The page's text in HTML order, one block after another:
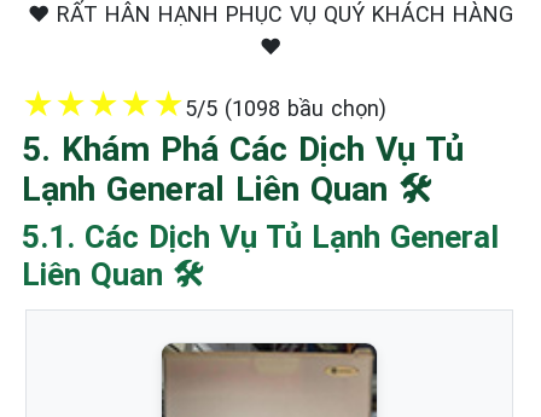
❤️ RẤT HÂN HẠNH PHỤC VỤ QUÝ KHÁCH HÀNG
❤️
★★★★★5/5 (1098 bầu chọn)
5. Khám Phá Các Dịch Vụ Tủ
Lạnh General Liên Quan 🛠️
5.1. Các Dịch Vụ Tủ Lạnh General
Liên Quan 🛠️